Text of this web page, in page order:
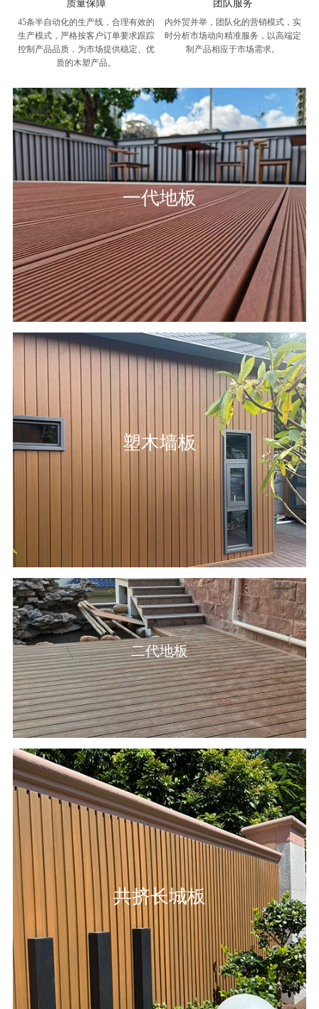
质量保障
45条半自动化的生产线，合理有效的
生产模式，严格按客户订单要求跟踪
控制产品品质，为市场提供稳定、优
质的木塑产品。
团队服务
内外贸并举，团队化的营销模式，实
时分析市场动向精准服务，以高端定
制产品相应于市场需求。
一代地板
塑木墙板
二代地板
共挤长城板